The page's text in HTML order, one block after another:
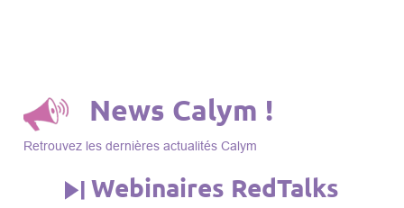
News Calym !
Retrouvez les dernières actualités Calym
Webinaires RedTalks